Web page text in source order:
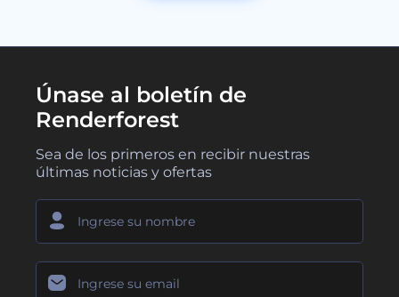
Únase al boletín de
Renderforest
Sea de los primeros en recibir nuestras
últimas noticias y ofertas